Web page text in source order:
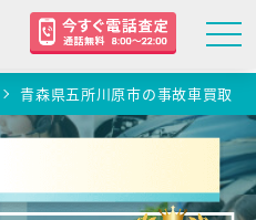
青森県五所川原市の事故車買取